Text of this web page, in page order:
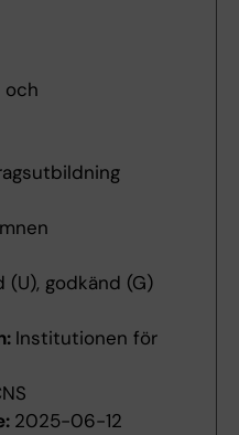
och
(U), godkänd (G)
Institutionen för
2025-06-12